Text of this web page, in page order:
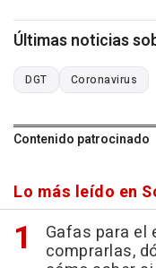
Últimas noticias
DGT Coronavirus
Contenido patrocinado
Lo más leído en
Gafas para el
comprarlas,